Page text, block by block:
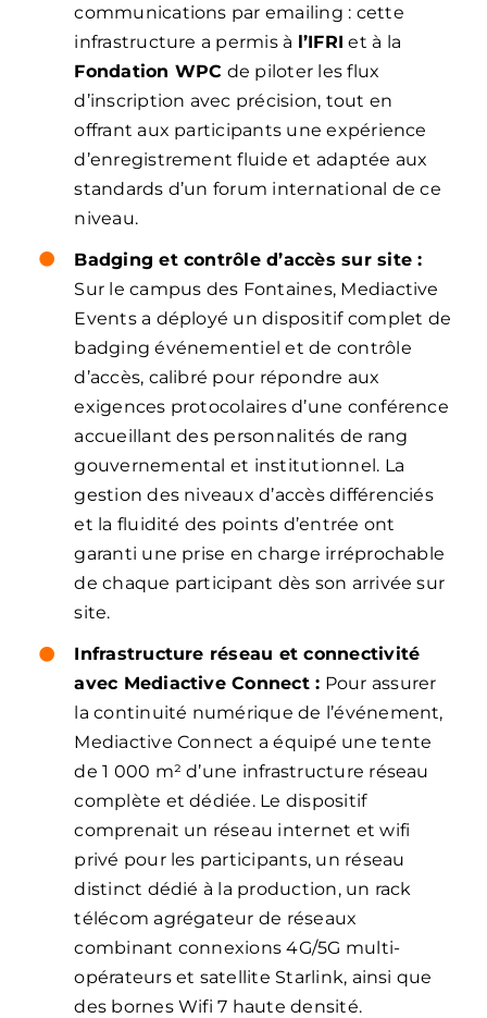
communications par emailing : cette
infrastructure a permis à l’IFRI et à la
Fondation WPC de piloter les flux
d’inscription avec précision, tout en
offrant aux participants une expérience
d’enregistrement fluide et adaptée aux
standards d’un forum international de ce
niveau.
Badging et contrôle d’accès sur site :
Sur le campus des Fontaines, Mediactive
Events a déployé un dispositif complet de
badging événementiel et de contrôle
d’accès, calibré pour répondre aux
exigences protocolaires d’une conférence
accueillant des personnalités de rang
gouvernemental et institutionnel. La
gestion des niveaux d’accès différenciés
et la fluidité des points d’entrée ont
garanti une prise en charge irréprochable
de chaque participant dès son arrivée sur
site.
Infrastructure réseau et connectivité
avec Mediactive Connect : Pour assurer
la continuité numérique de l’événement,
Mediactive Connect a équipé une tente
de 1 000 m² d’une infrastructure réseau
complète et dédiée. Le dispositif
comprenait un réseau internet et wifi
privé pour les participants, un réseau
distinct dédié à la production, un rack
télécom agrégateur de réseaux
combinant connexions 4G/5G multi-
opérateurs et satellite Starlink, ainsi que
des bornes Wifi 7 haute densité.